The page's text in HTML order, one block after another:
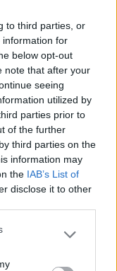
to third parties, or
information for
below opt-out
note that after your
seeing
utilized by
parties prior to
of the further
third parties on the
information may
the IAB’s List of
disclose it to other
or more Google
de 3h,
uma
e de
exercícios
pela
por parte
de